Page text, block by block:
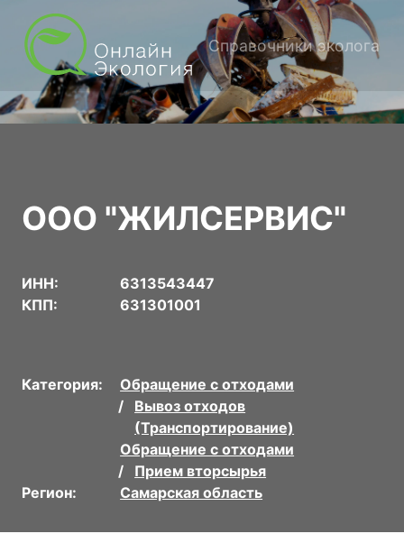
Справочники эколога
ООО "ЖИЛСЕРВИС"
ИНН:
6313543447
КПП:
631301001
Категория:
Обращение с отходами
Вывоз отходов
(Транспортирование)
Обращение с отходами
Прием вторсырья
Регион:
Самарская область